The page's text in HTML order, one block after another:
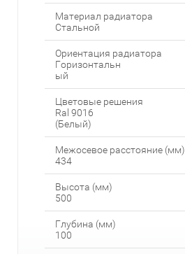
Материал радиатора
Стальной
Ориентация радиатора
Горизонтальн
ый
Цветовые решения
Ral 9016
(Белый)
Межосевое расстояние (мм)
434
Высота (мм)
500
Глубина (мм)
100